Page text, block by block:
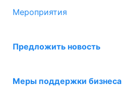
Мероприятия
Предложить новость
Меры поддержки бизнеса